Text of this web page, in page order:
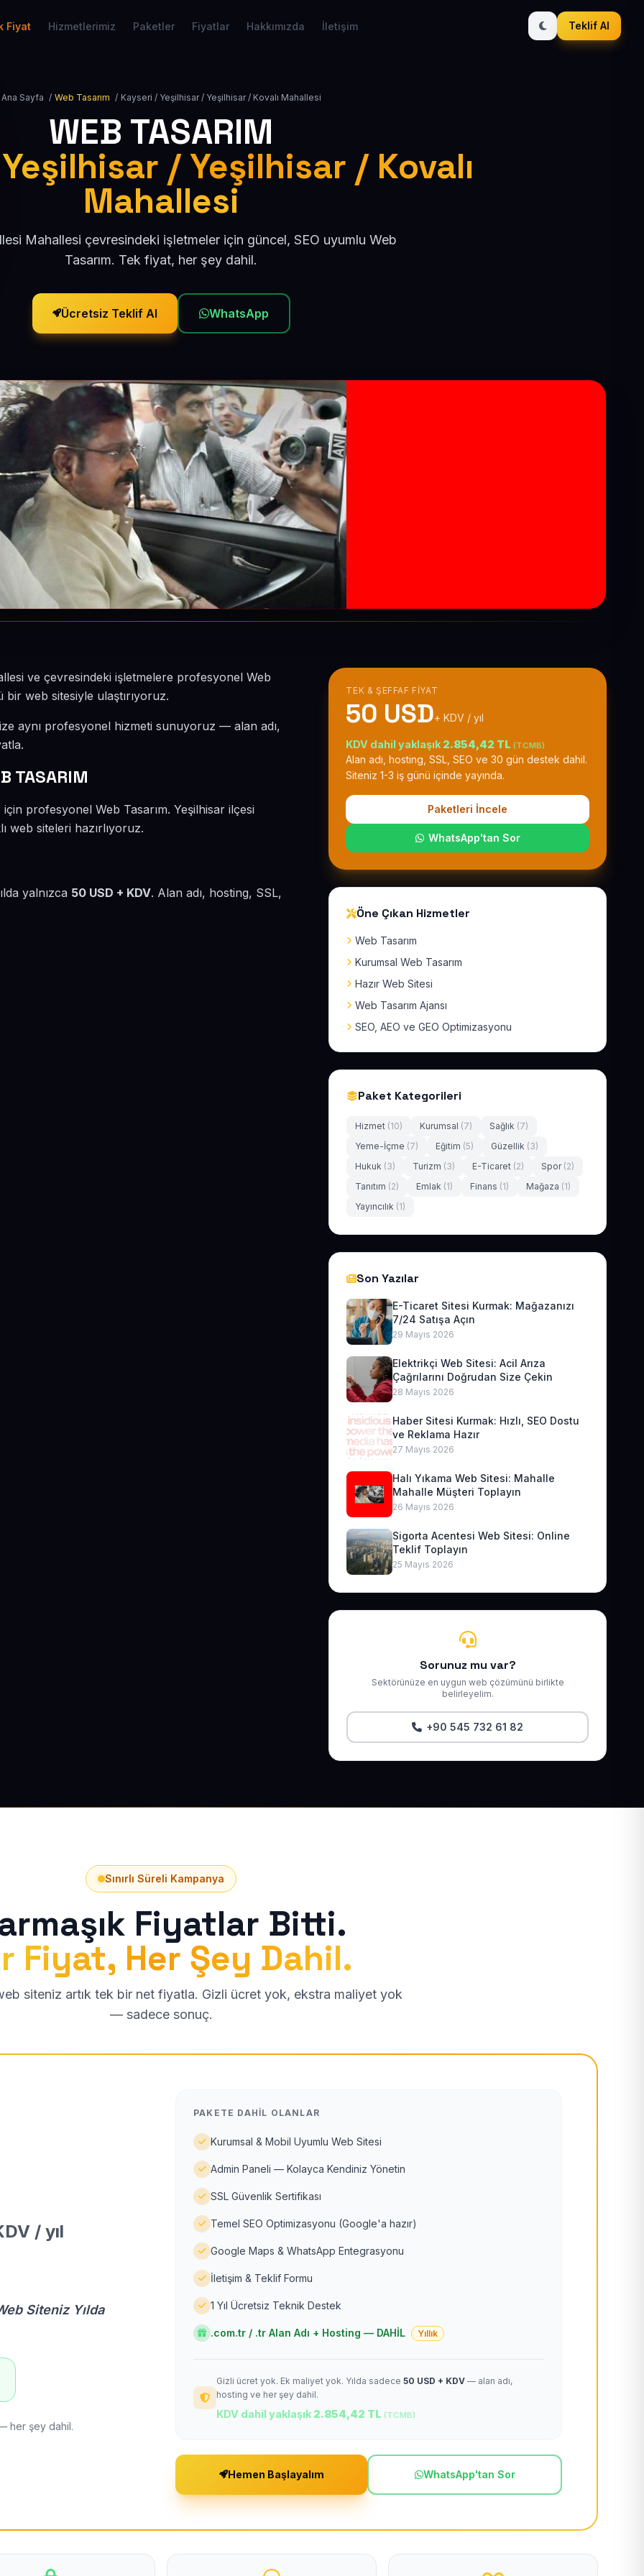
Fiyat Hizmetlerimiz Paketler Fiyatlar Hakkımızda İletişim Teklif Al
Ana Sayfa / Web Tasarım / Kayseri / Yeşilhisar / Yeşilhisar / Kovalı Mahallesi
WEB TASARIM
/ Yeşilhisar / Kovalı
Mahallesi
Mahallesi çevresindeki işletmeler için güncel, SEO uyumlu Web
Tasarım. Tek fiyat, her şey dahil.
Ücretsiz Teklif Al WhatsApp
ve çevresindeki işletmelere profesyonel Web
web sitesiyle ulaştırıyoruz.
aynı profesyonel hizmeti sunuyoruz — alan adı,
TASARIM
profesyonel Web Tasarım. Yeşilhisar ilçesi
web siteleri hazırlıyoruz.
yalnızca 50 USD + KDV. Alan adı, hosting, SSL,
TEK & ŞEFFAF FIYAT
50 USD+ KDV / yıl
KDV dahil yaklaşık 2.854,42 TL (TCMB)
Alan adı, hosting, SSL, SEO ve 30 gün destek dahil.
Siteniz 1-3 iş günü içinde yayında.
Paketleri İncele
WhatsApp'tan Sor
Öne Çıkan Hizmetler
Web Tasarım
Kurumsal Web Tasarım
Hazır Web Sitesi
Web Tasarım Ajansı
SEO, AEO ve GEO Optimizasyonu
Paket Kategorileri
Hizmet (10) Kurumsal (7) Sağlık (7)
Yeme-İçme (7) Eğitim (5) Güzellik (3)
Hukuk (3) Turizm (3) E-Ticaret (2) Spor (2)
Tanıtım (2) Emlak (1) Finans (1) Mağaza (1)
Yayıncılık (1)
Son Yazılar
E-Ticaret Sitesi Kurmak: Mağazanızı
7/24 Satışa Açın
29 Mayıs 2026
Elektrikçi Web Sitesi: Acil Arıza
Çağrılarını Doğrudan Size Çekin
28 Mayıs 2026
Haber Sitesi Kurmak: Hızlı, SEO Dostu
ve Reklama Hazır
27 Mayıs 2026
Halı Yıkama Web Sitesi: Mahalle
Mahalle Müşteri Toplayın
26 Mayıs 2026
Sigorta Acentesi Web Sitesi: Online
Teklif Toplayın
25 Mayıs 2026
Sorunuz mu var?
Sektörünüze en uygun web çözümünü birlikte
belirleyelim.
+90 545 732 61 82
Sınırlı Süreli Kampanya
Fiyatlar Bitti.
Fiyat, Her Şey Dahil.
siteniz artık tek bir net fiyatla. Gizli ücret yok, ekstra maliyet yok
— sadece sonuç.
/ yıl
Siteniz Yılda
her şey dahil.
PAKETE DAHIL OLANLAR
Kurumsal & Mobil Uyumlu Web Sitesi
Admin Paneli — Kolayca Kendiniz Yönetin
SSL Güvenlik Sertifikası
Temel SEO Optimizasyonu (Google'a hazır)
Google Maps & WhatsApp Entegrasyonu
İletişim & Teklif Formu
1 Yıl Ücretsiz Teknik Destek
.com.tr / .tr Alan Adı + Hosting — DAHİL Yıllık
Gizli ücret yok. Ek maliyet yok. Yılda sadece 50 USD + KDV — alan adı,
hosting ve her şey dahil.
KDV dahil yaklaşık 2.854,42 TL (TCMB)
Hemen Başlayalım WhatsApp'tan Sor